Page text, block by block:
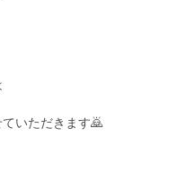
いただきます🙇